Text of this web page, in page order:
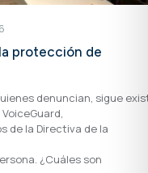
protección de
denuncian, sigue
de la Directiva de la
¿Cuáles son